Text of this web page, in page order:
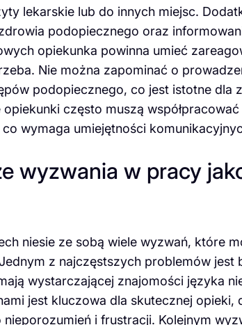
lekarskie lub do innych miejsc.
podopiecznego oraz
opiekunka powinna umieć
Nie można zapominać o
podopiecznego, co jest istotne dla
często muszą
wymaga umiejętności
wyzwania w pracy
niesie ze sobą wiele wyzwań, które
z najczęstszych problemów jest
wystarczającej znajomości języka
jest kluczowa dla skutecznej opieki,
i frustracji. Kolejnym